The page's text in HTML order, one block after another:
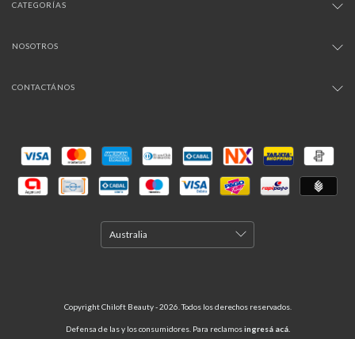
CATEGORÍAS
NOSOTROS
CONTACTÁNOS
Copyright Chiloft Beauty - 2026. Todos los derechos reservados.
Defensa de las y los consumidores. Para reclamos ingresá acá.